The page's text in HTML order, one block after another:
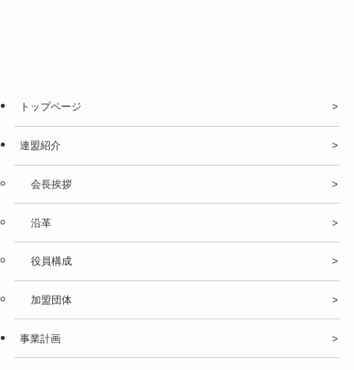
トップページ
連盟紹介
会長挨拶
沿革
役員構成
加盟団体
事業計画